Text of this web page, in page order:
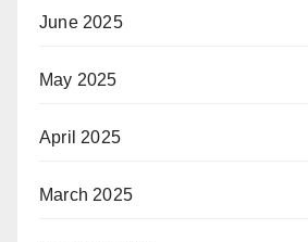
June 2025
May 2025
April 2025
March 2025